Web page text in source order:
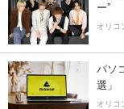
ー”
オリコ
パソ
選」
オリコ